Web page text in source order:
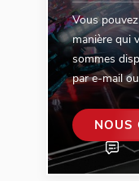
Vous
manière qui
sommes
par e-mail
NOUS